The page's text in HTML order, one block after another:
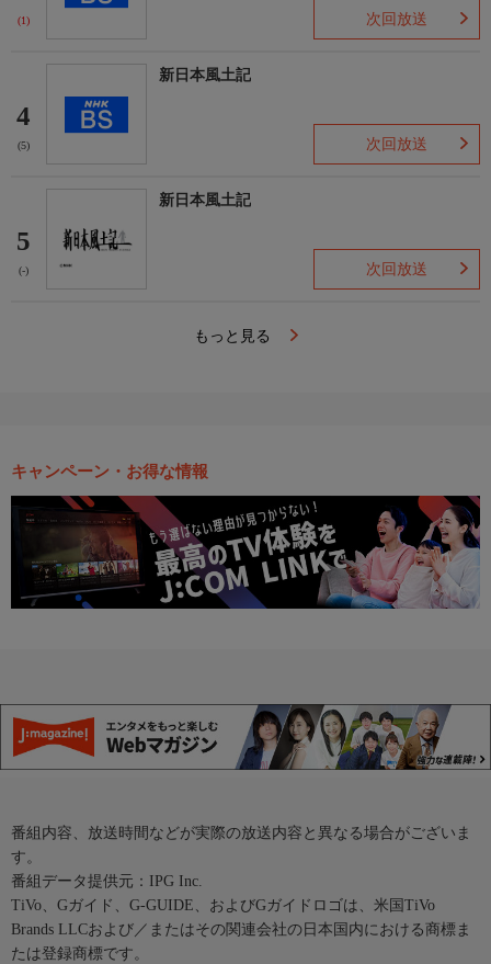
(1) 次回放送
4
(5)
新日本風土記
次回放送
5
(-)
新日本風土記
次回放送
もっと見る
キャンペーン・お得な情報
番組内容、放送時間などが実際の放送内容と異なる場合がございま
す。
番組データ提供元：IPG Inc.
TiVo、Gガイド、G-GUIDE、およびGガイドロゴは、米国TiVo
Brands LLCおよび／またはその関連会社の日本国内における商標ま
たは登録商標です。